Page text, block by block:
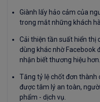
Giành lấy hảo cảm của
trong mắt những khách
Cải thiện tần suất hiển thị
dùng khác nhờ Facebook
nhận biết thương hiệu hơn.
Tăng tỷ lệ chốt đơn thành
được tâm lý an toàn,
phẩm - dịch vụ.